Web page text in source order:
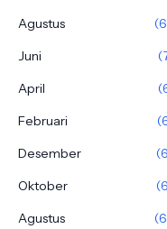
Agustus
Juni
April
Februari
Desember
Oktober
Agustus